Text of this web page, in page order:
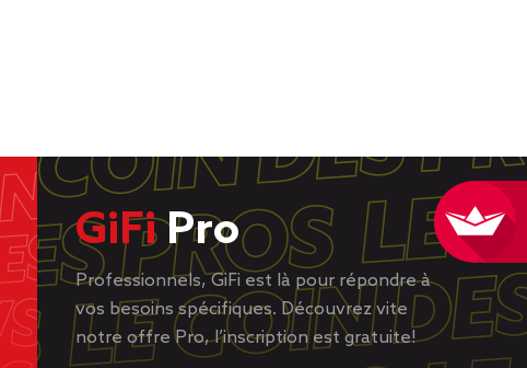
GiFiPro
Professionnels, GiFi est là pour répondre à
vos besoins spécifiques. Découvrez vite
notre offre Pro, l’inscription est gratuite!